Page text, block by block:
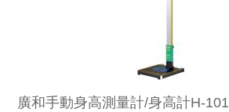
廣和手動身高測量計/身高計H-101